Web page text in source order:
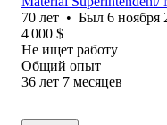
70 лет • Был 6 ноября
4 000 $
Не ищет работу
Общий опыт
36 лет 7 месяцев